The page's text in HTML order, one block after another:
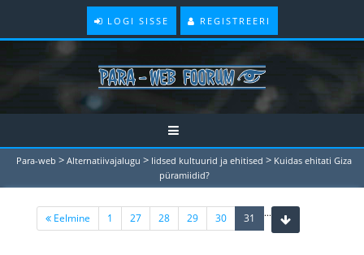
LOGI SISSE REGISTREERI
Para-web > Alternatiivajalugu > Iidsed kultuurid ja ehitised > Kuidas ehitati Giza
püramiidid?
Eelmine 1 ...
27 28 29 30 31 (current)